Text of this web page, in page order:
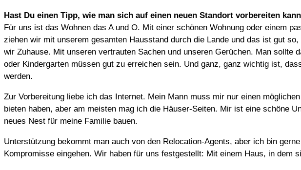
Hast Du einen Tipp, wie man sich auf einen neuen Standort vorbereiten
Für uns ist das Wohnen das A und O. Mit einer schönen Wohnung oder einem
ziehen wir mit unserem gesamten Hausstand durch die Lande und das ist gut
wir Zuhause. Mit unseren vertrauten Sachen und unseren Gerüchen. Man
oder Kindergarten müssen gut zu erreichen sein. Und ganz, ganz wichtig ist,
werden.
Zur Vorbereitung liebe ich das Internet. Mein Mann muss mir nur einen
bieten haben, aber am meisten mag ich die Häuser-Seiten. Mir ist eine schöne
neues Nest für meine Familie bauen.
Unterstützung bekommt man auch von den Relocation-Agents, aber ich bin
Kompromisse eingehen. Wir haben für uns festgestellt: Mit einem Haus, in